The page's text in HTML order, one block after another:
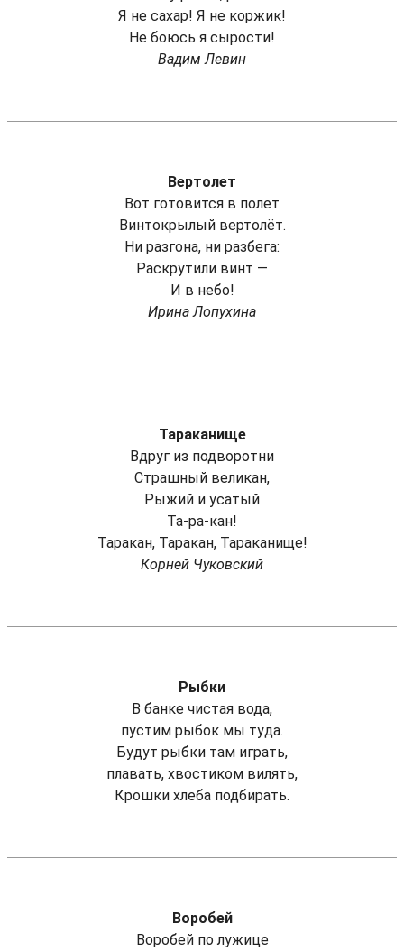
Я не сахар! Я не коржик!
Не боюсь я сырости!
Вадим Левин
Вертолет
Вот готовится в полет
Винтокрылый вертолёт.
Ни разгона, ни разбега:
Раскрутили винт —
И в небо!
Ирина Лопухина
Тараканище
Вдруг из подворотни
Страшный великан,
Рыжий и усатый
Та-ра-кан!
Таракан, Таракан, Тараканище!
Корней Чуковский
Рыбки
В банке чистая вода,
пустим рыбок мы туда.
Будут рыбки там играть,
плавать, хвостиком вилять,
Крошки хлеба подбирать.
Воробей
Воробей по лужице